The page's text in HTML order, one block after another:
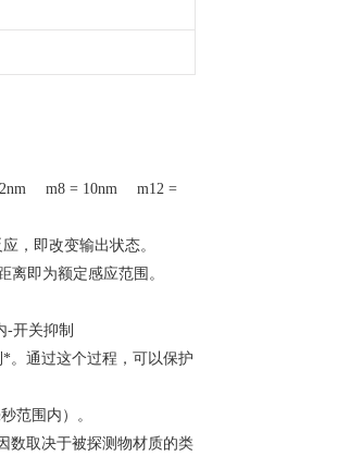
2nm m8 = 10nm m12 =
应，即改变输出状态。
离即为额定感应范围。
-开关抑制
。通过这个过程，可以保护
秒范围内）。
数取决于被探测物材质的类